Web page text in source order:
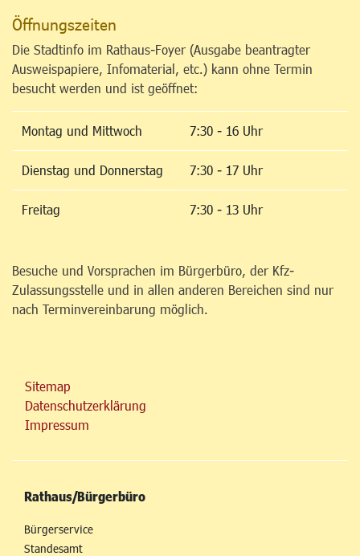
Öffnungszeiten
Die Stadtinfo im Rathaus-Foyer (Ausgabe beantragter
Ausweispapiere, Infomaterial, etc.) kann ohne Termin
besucht werden und ist geöffnet:
Montag und Mittwoch 7:30 - 16 Uhr
Dienstag und Donnerstag 7:30 - 17 Uhr
Freitag 7:30 - 13 Uhr
Besuche und Vorsprachen im Bürgerbüro, der Kfz-
Zulassungsstelle und in allen anderen Bereichen sind nur
nach Terminvereinbarung möglich.
Sitemap
Datenschutzerklärung
Impressum
Rathaus/Bürgerbüro
Bürgerservice
Standesamt